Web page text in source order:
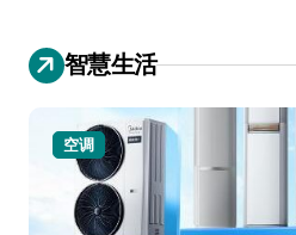
智慧生活
空调